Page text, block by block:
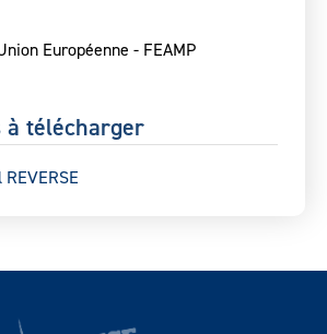
Européenne - FEAMP
à télécharger